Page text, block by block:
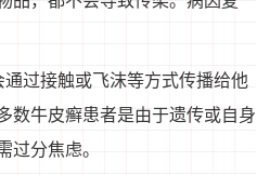
过接触或飞沫等方式传播给他
数牛皮癣患者是由于遗传或自身
过分焦虑。